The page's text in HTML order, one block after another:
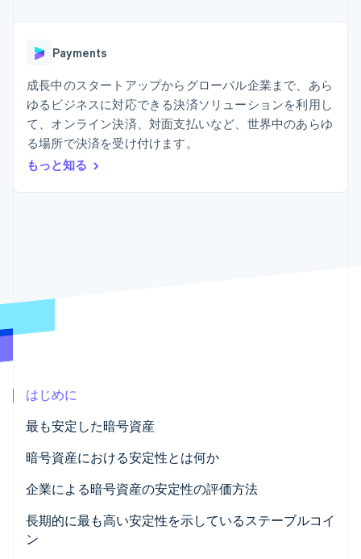
ポーネント
125 以上の決
可能
Terminal
対面支払い
Authorization
Boost
決済成功率の
最適化
Link
Recognition
Stripe
Sigma
カスタムレ
ポート
Data
Pipeline
今後の予定を確認
Climate
カーボンリムーバル
オンライン本人確認
業種別
AI 企業
クリエイターエコノミ―
ビスのプロビジョニング
と管理
採用情報
ニュースルーム
Stripe Press
Payments
成長中のスタートアップからグローバル企業まで、あら
ゆるビジネスに対応できる決済ソリューションを利用し
て、オンライン決済、対面支払いなど、世界中のあらゆ
る場所で決済を受け付けます。
もっと知る
はじめに
最も安定した暗号資産
暗号資産における安定性とは何か
企業による暗号資産の安定性の評価方法
ペッグの信頼性
長期的に最も高い安定性を示しているステーブルコイ
ン